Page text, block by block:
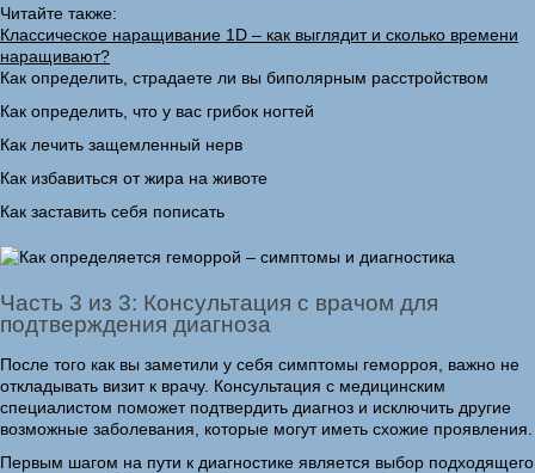
Читайте также:
Классическое наращивание 1D – как выглядит и сколько времени
наращивают?
Как определить, страдаете ли вы биполярным расстройством
Как определить, что у вас грибок ногтей
Как лечить защемленный нерв
Как избавиться от жира на животе
Как заставить себя пописать
Часть 3 из 3: Консультация с врачом для
подтверждения диагноза
После того как вы заметили у себя симптомы геморроя, важно не
откладывать визит к врачу. Консультация с медицинским
специалистом поможет подтвердить диагноз и исключить другие
возможные заболевания, которые могут иметь схожие проявления.
Первым шагом на пути к диагностике является выбор подходящего